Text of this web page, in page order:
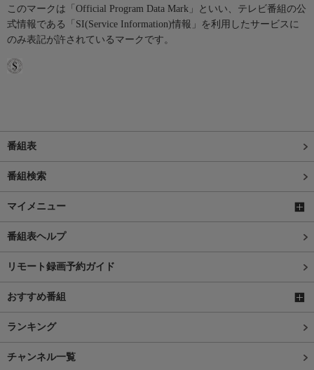
このマークは「Official Program Data Mark」といい、テレビ番組の公
式情報である「SI(Service Information)情報」を利用したサービスに
のみ表記が許されているマークです。
番組表
番組検索
マイメニュー
番組表ヘルプ
リモート録画予約ガイド
おすすめ番組
ランキング
チャンネル一覧